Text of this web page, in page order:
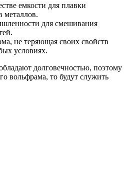
емкости для плавки
металлов.
для смешивания
не теряющая своих свойств
условиях.
долговечностью, поэтому
вольфрама, то будут служить